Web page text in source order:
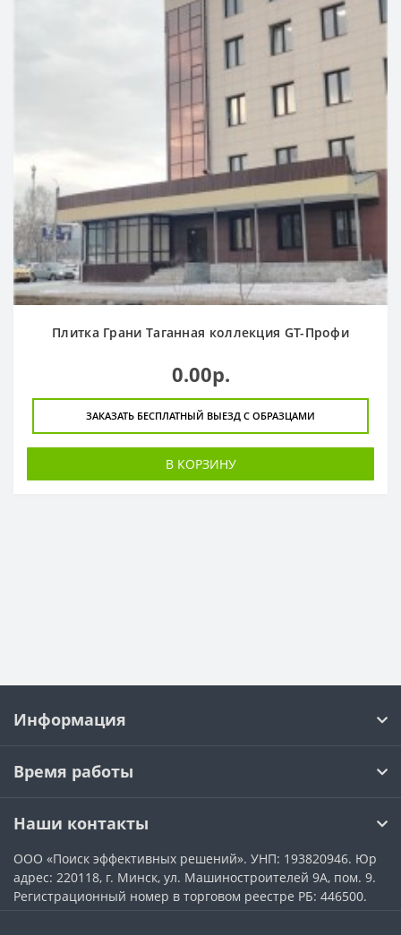
Плитка Грани Таганная коллекция GT-Профи
0.00р.
ЗАКАЗАТЬ БЕСПЛАТНЫЙ ВЫЕЗД С ОБРАЗЦАМИ
В КОРЗИНУ
Информация
Время работы
Наши контакты
ООО «Поиск эффективных решений». УНП: 193820946. Юр
адрес: 220118, г. Минск, ул. Машиностроителей 9А, пом. 9.
Регистрационный номер в торговом реестре РБ: 446500.